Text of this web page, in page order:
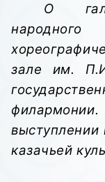
О
зале им.
выступлении
казачьей